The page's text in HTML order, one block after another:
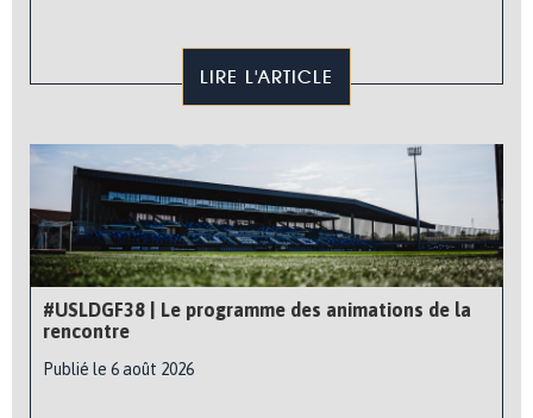
LIRE L'ARTICLE
#USLDGF38 | Le programme des animations de la
rencontre
Publié le 6 août 2026